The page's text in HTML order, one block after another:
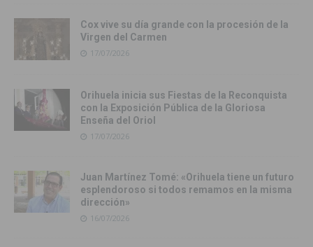
Cox vive su día grande con la procesión de la
Virgen del Carmen
17/07/2026
Orihuela inicia sus Fiestas de la Reconquista
con la Exposición Pública de la Gloriosa
Enseña del Oriol
17/07/2026
Juan Martínez Tomé: «Orihuela tiene un futuro
esplendoroso si todos remamos en la misma
dirección»
16/07/2026